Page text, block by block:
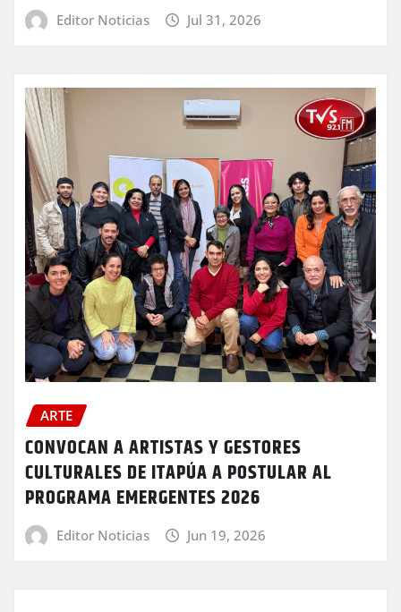
Editor Noticias Jul 31, 2026
ARTE
CONVOCAN A ARTISTAS Y GESTORES
CULTURALES DE ITAPÚA A POSTULAR AL
PROGRAMA EMERGENTES 2026
Editor Noticias Jun 19, 2026